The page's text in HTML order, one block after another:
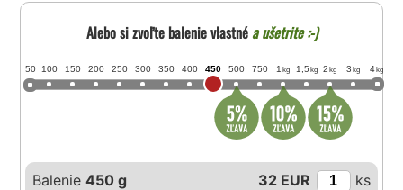
Alebo si zvoľte balenie vlastnéa ušetrite :-)
50 100 150 200 250 300 350 400 450 500 750 1 kg 1,5 kg 2 kg 3 kg 4kg
Balenie450 g 32 EUR ks